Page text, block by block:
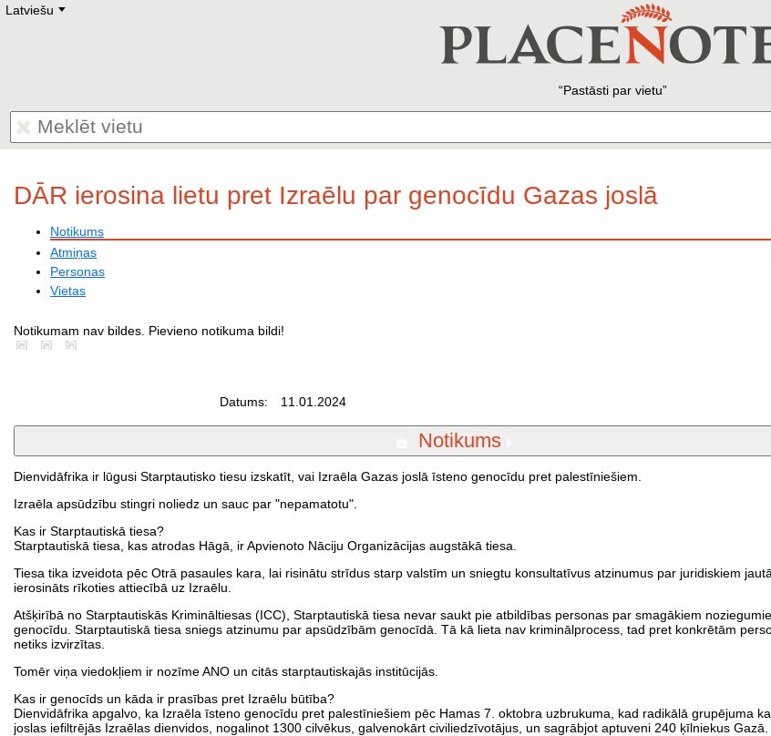
Latviešu E
Deutsch
Polski
Hebrew
Eestikeelne
Pastāsti par vietu
DĀR ierosina lietu pret Izraēlu par genocīdu Gazas joslā
Notikums
Atmiņas
Personas
Vietas
Notikumam nav bildes. Pievieno notikuma bildi!
Datums:
11.01.2024
Notikums
Dienvidāfrika ir lūgusi Starptautisko tiesu izskatīt, vai Izraēla Gazas joslā īsteno genocīdu pret palestīniešiem.
Izraēla apsūdzību stingri noliedz un sauc par "nepamatotu".
Kas ir Starptautiskā tiesa?
Starptautiskā tiesa, kas atrodas Hāgā, ir Apvienoto Nāciju Organizācijas augstākā tiesa.
Tiesa tika izveidota pēc Otrā pasaules kara, lai risinātu strīdus starp valstīm un sniegtu konsultatīvus atzinumus par juridiskiem
ierosināts rīkoties attiecībā uz Izraēlu.
Atšķirībā no Starptautiskās Krimināltiesas (ICC), Starptautiskā tiesa nevar saukt pie atbildības personas par smagākiem
genocīdu. Starptautiskā tiesa sniegs atzinumu par apsūdzībām genocīdā. Tā kā lieta nav kriminālprocess, tad pret konkrētām
netiks izvirzītas.
Tomēr viņa viedokļiem ir nozīme ANO un citās starptautiskajās institūcijās.
Kas ir genocīds un kāda ir prasības pret Izraēlu būtība?
Dienvidāfrika apgalvo, ka Izraēla īsteno genocīdu pret palestīniešiem pēc Hamas 7. oktobra uzbrukuma, kad radikālā grupējuma
joslas iefiltrējās Izraēlas dienvidos, nogalinot 1300 cilvēkus, galvenokārt civiliedzīvotājus, un sagrābjot aptuveni 240 ķīlniekus Gazā.